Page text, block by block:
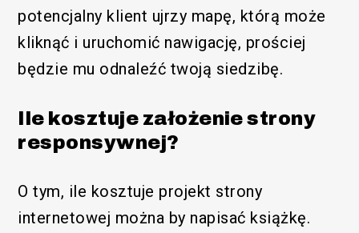
potencjalny klient ujrzy mapę, którą może
kliknąć i uruchomić nawigację, prościej
będzie mu odnaleźć twoją siedzibę.
Ile kosztuje założenie strony
responsywnej?
O tym, ile kosztuje projekt strony
internetowej można by napisać książkę.